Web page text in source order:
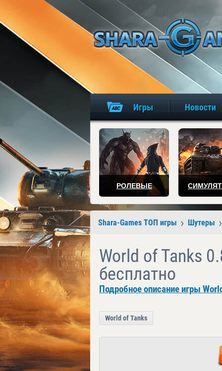
Игры Новости
РОЛЕВЫЕ
Shara-Games ТОП игры Шутеры
World of Tanks
бесплатно
Подробное описание игры
World of Tanks